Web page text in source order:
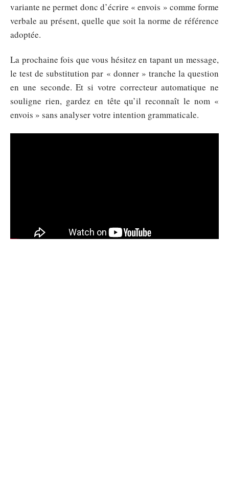
variante ne permet donc d’écrire « envois » comme forme
verbale au présent, quelle que soit la norme de référence
adoptée.
La prochaine fois que vous hésitez en tapant un message,
le test de substitution par « donner » tranche la question
en une seconde. Et si votre correcteur automatique ne
souligne rien, gardez en tête qu’il reconnaît le nom «
envois » sans analyser votre intention grammaticale.